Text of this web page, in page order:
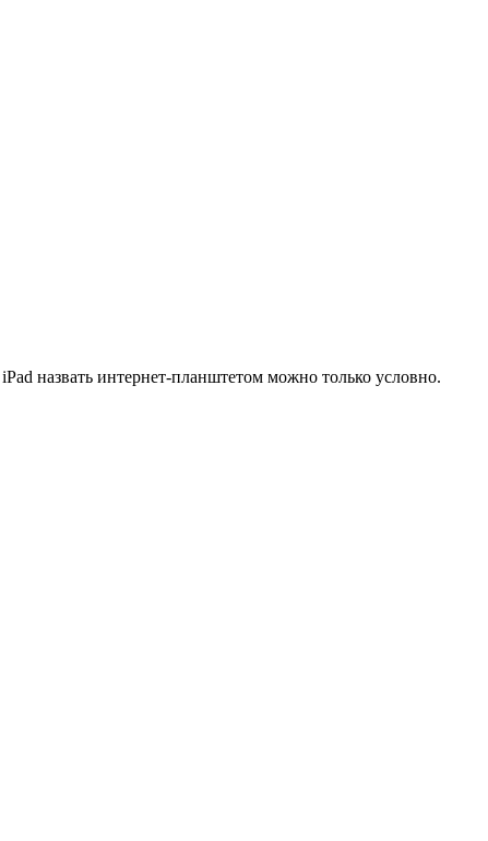
назвать интернет-планштетом можно только условно.